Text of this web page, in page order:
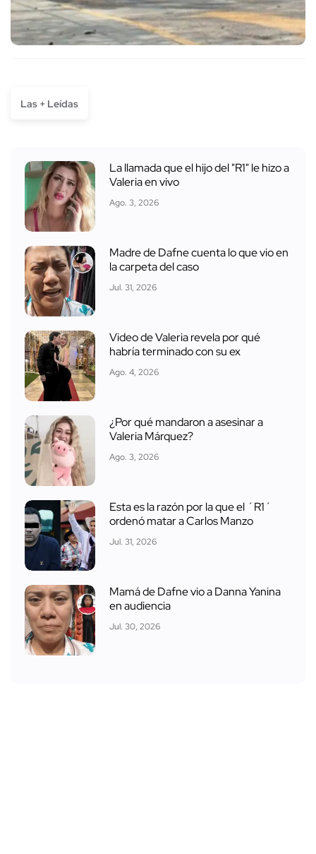
Las + Leídas
La llamada que el hijo del "R1" le hizo a
Valeria en vivo
Ago. 3, 2026
Madre de Dafne cuenta lo que vio en
la carpeta del caso
Jul. 31, 2026
Video de Valeria revela por qué
habría terminado con su ex
Ago. 4, 2026
¿Por qué mandaron a asesinar a
Valeria Márquez?
Ago. 3, 2026
Esta es la razón por la que el ´R1´
ordenó matar a Carlos Manzo
Jul. 31, 2026
Mamá de Dafne vio a Danna Yanina
en audiencia
Jul. 30, 2026